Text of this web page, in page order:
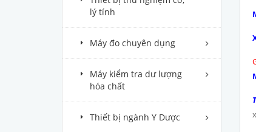
lý tính
Máy đo chuyên dụng
Máy kiểm tra dư lượng
hóa chất
Thiết bị ngành Y Dược